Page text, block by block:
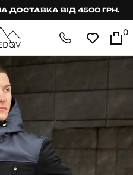
ВІД 4500 ГРН.
0